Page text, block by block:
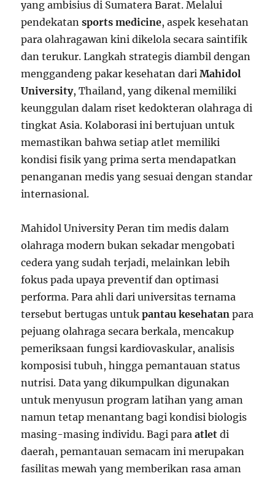
yang ambisius di Sumatera Barat. Melalui
pendekatansports medicine, aspek kesehatan
para olahragawan kini dikelola secara saintifik
dan terukur. Langkah strategis diambil dengan
menggandeng pakar kesehatan dariMahidol
University, Thailand, yang dikenal memiliki
keunggulan dalam riset kedokteran olahraga di
tingkat Asia. Kolaborasi ini bertujuan untuk
memastikan bahwa setiap atlet memiliki
kondisi fisik yang prima serta mendapatkan
penanganan medis yang sesuai dengan standar
internasional.
Mahidol University Peran tim medis dalam
olahraga modern bukan sekadar mengobati
cedera yang sudah terjadi, melainkan lebih
fokus pada upaya preventif dan optimasi
performa. Para ahli dari universitas ternama
tersebut bertugas untukpantau kesehatan para
pejuang olahraga secara berkala, mencakup
pemeriksaan fungsi kardiovaskular, analisis
komposisi tubuh, hingga pemantauan status
nutrisi. Data yang dikumpulkan digunakan
untuk menyusun program latihan yang aman
namun tetap menantang bagi kondisi biologis
masing-masing individu. Bagi paraatlet di
daerah, pemantauan semacam ini merupakan
fasilitas mewah yang memberikan rasa aman